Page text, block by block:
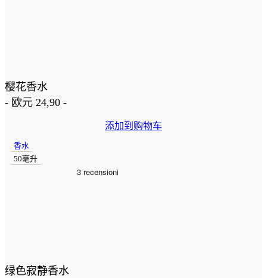
樱花香水
- 欧元 24,90 -
添加到购物车
香水
50毫升
绿色寂静香水